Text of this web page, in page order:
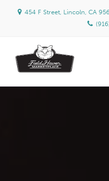
454 F Street, Lincoln, CA